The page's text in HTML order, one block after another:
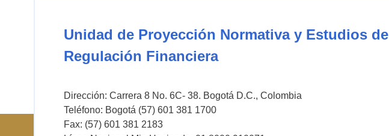
Unidad de Proyección Normativa y Estudios de
Regulación Financiera
Dirección: Carrera 8 No. 6C- 38. Bogotá D.C., Colombia
Teléfono: Bogotá (57) 601 381 1700
Fax: (57) 601 381 2183